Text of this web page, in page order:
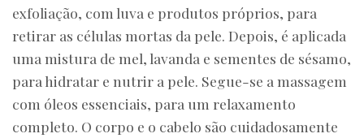
exfoliação, com luva e produtos próprios, para
retirar as células mortas da pele. Depois, é aplicada
uma mistura de mel, lavanda e sementes de sésamo,
para hidratar e nutrir a pele. Segue-se a massagem
com óleos essenciais, para um relaxamento
completo. O corpo e o cabelo são cuidadosamente